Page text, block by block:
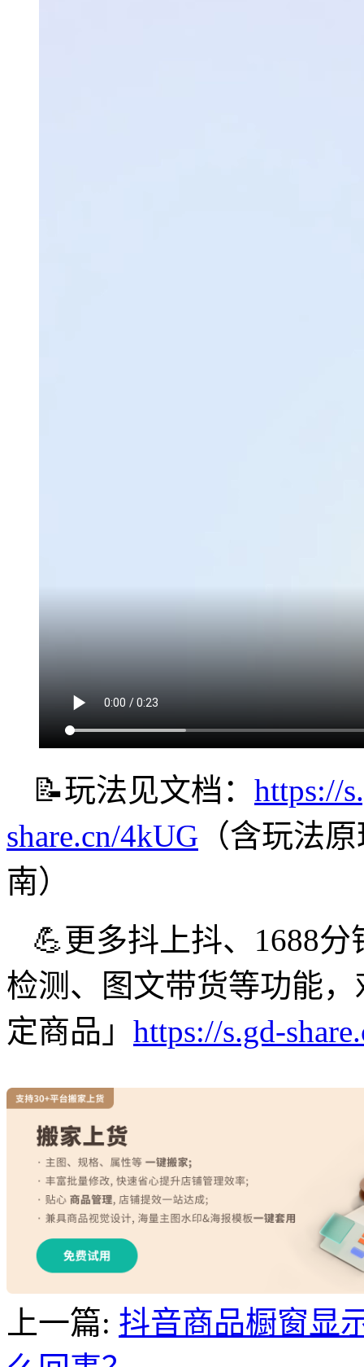
📝玩法见文档： https://
share.cn/4kUG （含玩法
南）
💪更多抖上抖、1688分
检测、图文带货等功能
定商品」 https://s.gd-
上一篇: 抖音商品橱窗显